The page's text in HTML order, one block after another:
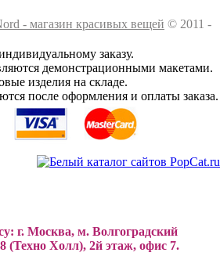
- магазин красивых вещей © 2011 -
заказу.
демонстрационными макетами.
изделия на складе.
после оформления и оплаты заказа.
г. Москва, м. Волгоградский
(Техно Холл), 2й этаж, офис 7.